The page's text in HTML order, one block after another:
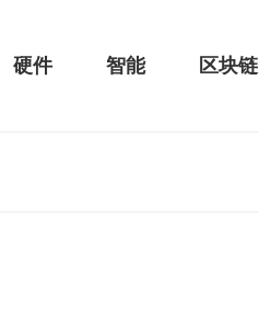
硬件 智能 区块链